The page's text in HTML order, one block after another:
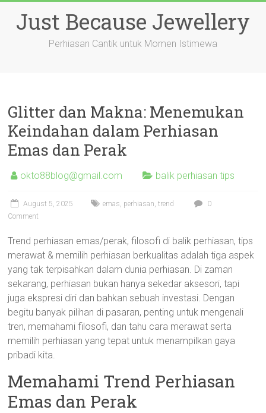
contentJust Because Jewellery
Perhiasan Cantik untuk Momen Istimewa
Glitter dan Makna: Menemukan
Keindahan dalam Perhiasan
Emas dan Perak
okto88blog@gmail.com balik perhiasan tips
August 5, 2025 emas, perhiasan,trend
0
Comment
Trend perhiasan emas/perak, filosofi di balik perhiasan, tips
merawat & memilih perhiasan berkualitas adalah tiga aspek
yang tak terpisahkan dalam dunia perhiasan. Di zaman
sekarang, perhiasan bukan hanya sekedar aksesori, tapi
juga ekspresi diri dan bahkan sebuah investasi. Dengan
begitu banyak pilihan di pasaran, penting untuk mengenali
tren, memahami filosofi, dan tahu cara merawat serta
memilih perhiasan yang tepat untuk menampilkan gaya
pribadi kita.
Memahami Trend Perhiasan
Emas dan Perak